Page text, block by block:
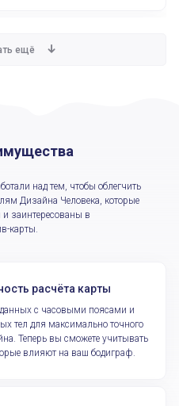
мне достичь успеха в
с коллегами,
и укрепить
ещё
над тем, чтобы облегчить
Дизайна Человека, которые
заинтересованы в
карты.
расчёта карты
с часовыми поясами и
тел для максимально точного
Теперь вы сможете учитывать
влияют на ваш бодиграф.